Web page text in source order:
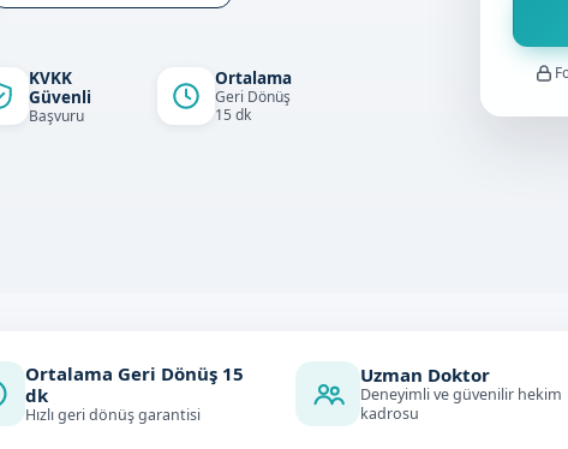
KVKK
Güvenli
Başvuru
Ortalama
Geri Dönüş
15 dk
Ortalama Geri Dönüş 15
dk
Hızlı geri dönüş garantisi
Uzman Doktor
Deneyimli ve güvenilir hekim
kadrosu